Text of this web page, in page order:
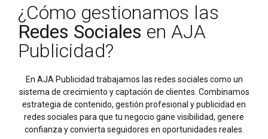
¿Cómo gestionamos las
Redes Sociales en AJA
Publicidad?
En AJA Publicidad trabajamos las redes sociales como un
sistema de crecimiento y captación de clientes. Combinamos
estrategia de contenido, gestión profesional y publicidad en
redes sociales para que tu negocio gane visibilidad, genere
confianza y convierta seguidores en oportunidades reales.